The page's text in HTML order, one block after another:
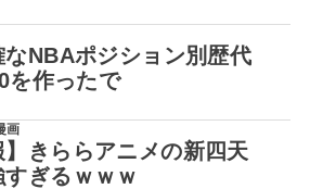
なNBAポジション別歴代
を作ったで
画
】きららアニメの新四天
すぎるｗｗｗ